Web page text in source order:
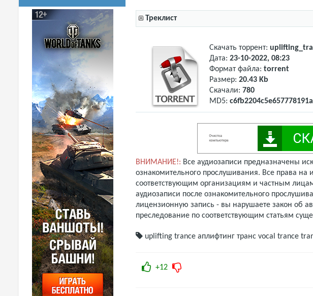
Треклист
Скачать торрент:
Дата: 23-10-2022, 08:23
Формат файла: torrent
Размер: 20.43 Kb
Скачали: 780
MD5:
ВНИМАНИЕ!: Все аудиозаписи предназначены
ознакомительного прослушивания. Все права
соответствующим организациям и частным
аудиозаписи после ознакомительного
лицензионную запись - вы нарушаете закон об
преследование по соответствующим статьям
uplifting trance аплифтинг транс vocal trance
+12